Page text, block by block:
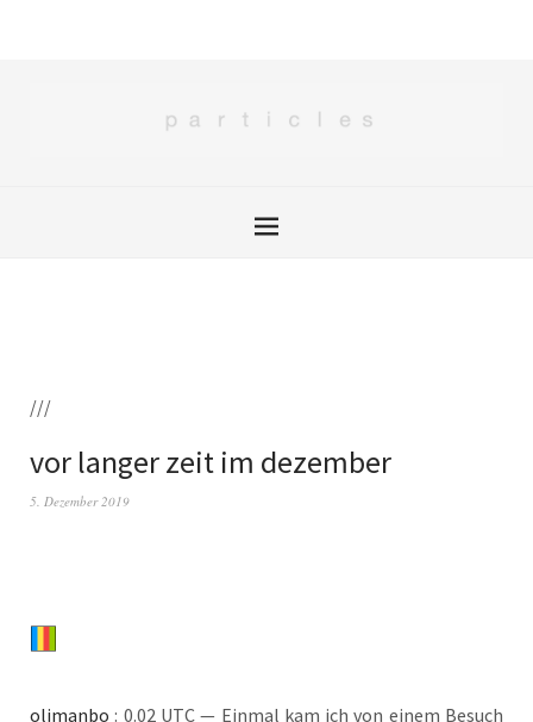
///
vor langer zeit im dezember
5. Dezember 2019
oli­man­bo : 0.02 UTC — Ein­mal kam ich von einem Besuch